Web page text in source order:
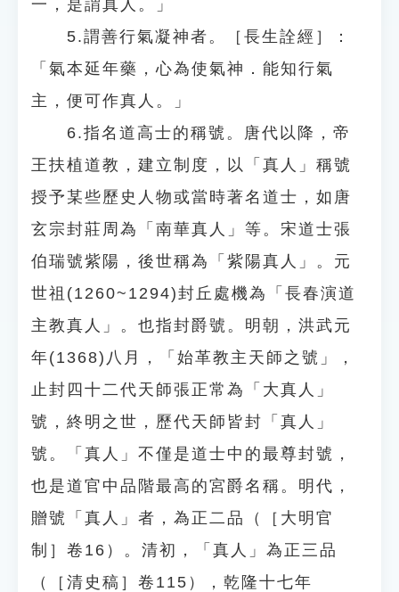
一，是謂真人。」
5.謂善行氣凝神者。［長生詮經］：
「氣本延年藥，心為使氣神．能知行氣
主，便可作真人。」
6.指名道高士的稱號。唐代以降，帝
王扶植道教，建立制度，以「真人」稱號
授予某些歷史人物或當時著名道士，如唐
玄宗封莊周為「南華真人」等。宋道士張
伯瑞號紫陽，後世稱為「紫陽真人」。元
世祖(1260~1294)封丘處機為「長春演道
主教真人」。也指封爵號。明朝，洪武元
年(1368)八月，「始革教主天師之號」，
止封四十二代天師張正常為「大真人」
號，終明之世，歷代天師皆封「真人」
號。「真人」不僅是道士中的最尊封號，
也是道官中品階最高的宮爵名稱。明代，
贈號「真人」者，為正二品（［大明官
制］卷16）。清初，「真人」為正三品
（［清史稿］卷115），乾隆十七年